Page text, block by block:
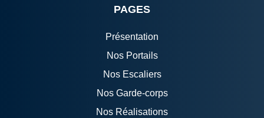
PAGES
Présentation
Nos Portails
Nos Escaliers
Nos Garde-corps
Nos Réalisations